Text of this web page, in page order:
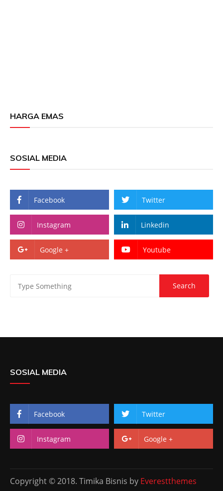
HARGA EMAS
SOSIAL MEDIA
Facebook Twitter
Instagram Linkedin
Google + Youtube
SOSIAL MEDIA
Facebook Twitter
Instagram Google +
Copyright © 2018. Timika Bisnis by Everestthemes